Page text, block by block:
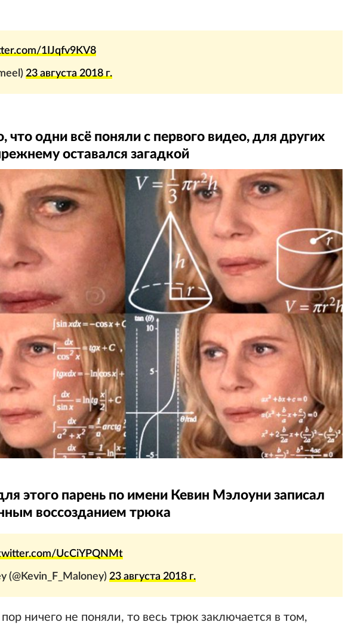
1IJqfv9KV8
23 августа 2018 г.
что одни всё поняли с первого видео, для других
оставался загадкой
этого парень по имени Кевин Мэлоуни записал
воссозданием трюка
UcCiYPQNMt
(@Kevin_F_Maloney) 23 августа 2018 г.
ничего не поняли, то весь трюк заключается в том,